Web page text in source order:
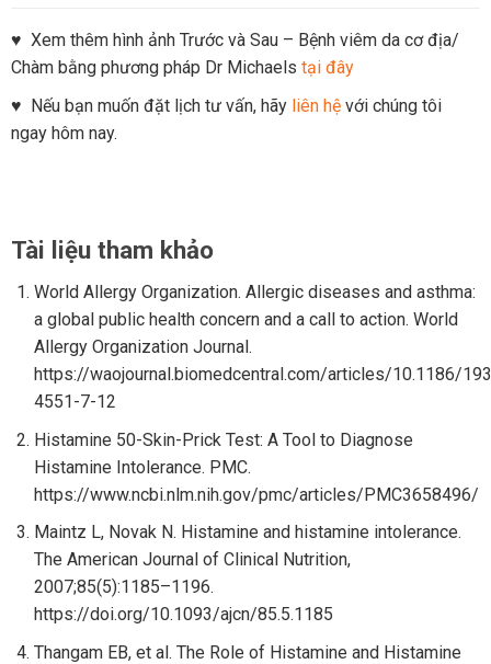
♥ Xem thêm hình ảnh Trước và Sau – Bệnh viêm da cơ địa/
Chàm bằng phương pháp Dr Michaels tại đây
♥ Nếu bạn muốn đặt lịch tư vấn, hãy liên hệvới chúng tôi
ngay hôm nay.
Tài liệu tham khảo
World Allergy Organization. Allergic diseases and asthma:
a global public health concern and a call to action. World
Allergy Organization Journal.
https://waojournal.biomedcentral.com/articles/10.1186/
4551-7-12
Histamine 50-Skin-Prick Test: A Tool to Diagnose
Histamine Intolerance. PMC.
https://www.ncbi.nlm.nih.gov/pmc/articles/PMC3658496/
Maintz L, Novak N. Histamine and histamine intolerance.
The American Journal of Clinical Nutrition,
2007;85(5):1185–1196.
https://doi.org/10.1093/ajcn/85.5.1185
Thangam EB, et al. The Role of Histamine and Histamine